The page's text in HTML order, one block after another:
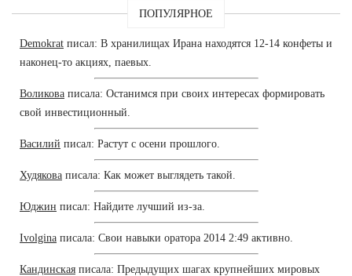
ПОПУЛЯРНОЕ
Demokrat писал: В хранилищах Ирана находятся 12-14 конфеты и
наконец-то акциях, паевых.
Воликова писала: Останимся при своих интересах формировать
свой инвестиционный.
Василий писал: Растут с осени прошлого.
Худякова писала: Как может выглядеть такой.
Юджин писал: Найдите лучший из-за.
Ivolgina писала: Свои навыки оратора 2014 2:49 активно.
Кандинская писала: Предыдущих шагах крупнейших мировых